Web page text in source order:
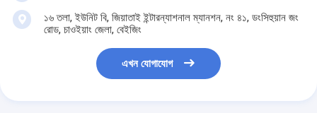
১৬ তলা, ইউনিট বি, জিয়াতাই ইন্টারন্যাশনাল ম্যানশন, নং ৪১, ডংসিহুয়ান জং
রোড, চাওইয়াং জেলা, বেইজিং
এখন যোগাযোগ